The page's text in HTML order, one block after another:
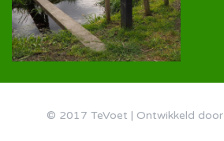
© 2017 TeVoet | Ontwikkeld door